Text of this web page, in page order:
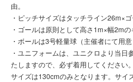
由。
・ピッチサイズはタッチライン26m×
・ゴールは原則として高さ1m×幅2m
・ボールは3号軽量球（主催者にて用意
・ユニフォームは、ユニクロより当日
たしますので、必ず着用してください。
サイズは130cmのみとなります。サイ